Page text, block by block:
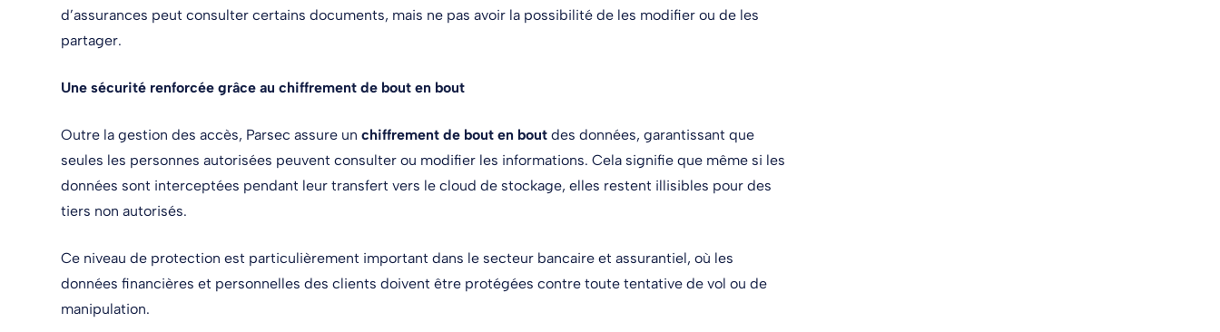
d’assurances peut consulter certains documents, mais ne pas avoir la possibilité de les modifier ou de les
partager.
Une sécurité renforcée grâce au chiffrement de bout en bout
Outre la gestion des accès, Parsec assure unchiffrement de bout en bout des données, garantissant que
seules les personnes autorisées peuvent consulter ou modifier les informations. Cela signifie que même si les
données sont interceptées pendant leur transfert vers le cloud de stockage, elles restent illisibles pour des
tiers non autorisés.
Ce niveau de protection est particulièrement important dans le secteur bancaire et assurantiel, où les
données financières et personnelles des clients doivent être protégées contre toute tentative de vol ou de
manipulation.